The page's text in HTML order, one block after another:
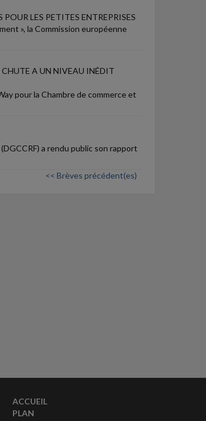
LES PETITES ENTREPRISES
», la Commission européenne
CHUTE A UN NIVEAU INÉDIT
pour la Chambre de commerce et
a rendu public son rapport
<< Brèves précédent(es)
ACCUEIL
PLAN